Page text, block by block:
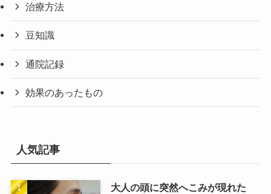
治療方法
豆知識
通院記録
効果のあったもの
人気記事
大人の頭に突然へこみが現れた